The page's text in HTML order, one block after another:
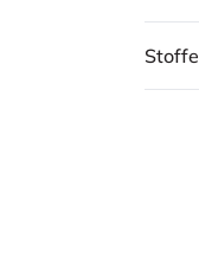
Stoffe